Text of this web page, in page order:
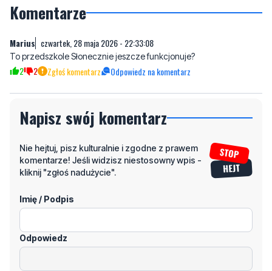
Komentarze
Marius czwartek, 28 maja 2026 - 22:33:08
To przedszkole Słonecznie jeszcze funkcjonuje?
2 2 Zgłoś komentarz Odpowiedz na komentarz
Napisz swój komentarz
Nie hejtuj, pisz kulturalnie i zgodne z prawem
komentarze! Jeśli widzisz niestosowny wpis -
kliknij "zgłoś nadużycie".
Imię / Podpis
Odpowiedz